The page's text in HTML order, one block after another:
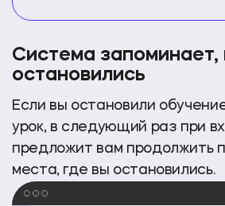
Система запоминает,
остановились
Если вы остановили
урок, в следующий раз при
предложит вам продолжить
места,где вы остановились.